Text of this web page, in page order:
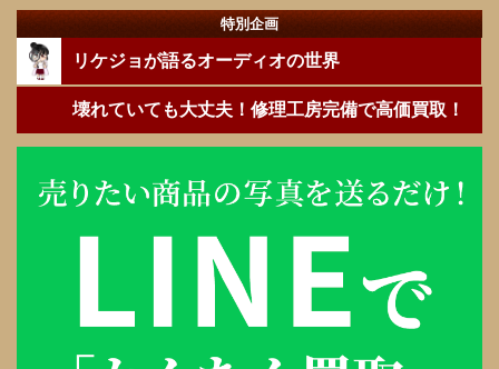
特別企画
リケジョが語るオーディオの世界
壊れていても大丈夫！修理工房完備で高価買取！